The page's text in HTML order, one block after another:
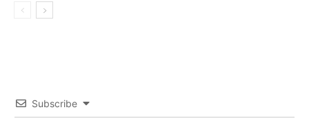
Subscribe